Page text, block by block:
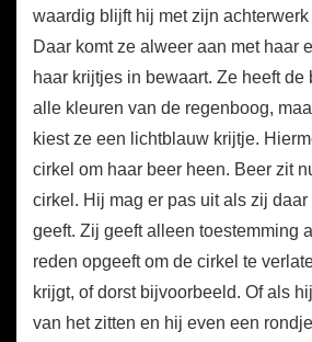
waardig blijft hij met zijn
Daar komt ze alweer aan met haar
haar krijtjes in bewaart. Ze heeft
alle kleuren van de regenboog,
kiest ze een lichtblauw krijtje.
cirkel om haar beer heen. Beer zit
cirkel. Hij mag er pas uit als zij
geeft. Zij geeft alleen toestemming
reden opgeeft om de cirkel te
krijgt, of dorst bijvoorbeeld. Of als
van het zitten en hij even een